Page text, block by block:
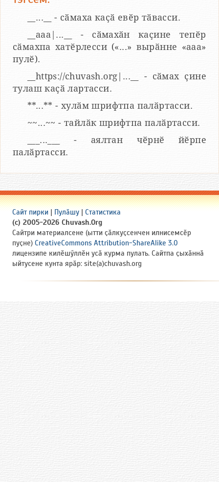
__...__ - сӑмаха каҫӑ евӗр тӑвасси.
__aaa|...__ - сӑмахӑн каҫине тепӗр
сӑмахпа хатӗрлесси («...» вырӑнне «ааа»
пулӗ).
__https://chuvash.org|...__ - сӑмах ҫине
тулаш каҫӑ лартасси.
**...** - хулӑм шрифтпа палӑртасси.
~~...~~ - тайлӑк шрифтпа палӑртасси.
___...___ - аялтан чӗрнӗ йӗрпе
палӑртасси.
Сайт пирки | Пулӑшу | Статистика
(c) 2005-2026 Chuvash.Org
Сайтри материалсене (ытти ҫӑлкуҫсенчен илнисемсӗр
пуҫне) CreativeCommons Attribution-ShareAlike 3.0
лицензипе килӗшӳллӗн усӑ курма пулать. Сайтпа ҫыхӑннӑ
ыйтусене кунта ярӑр: site(a)chuvash.org